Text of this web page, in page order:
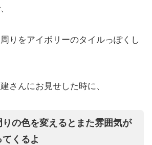
りをアイボリーのタイルっぽくし
さんにお見せした時に、
りの色を変えるとまた雰囲気が
くるよ